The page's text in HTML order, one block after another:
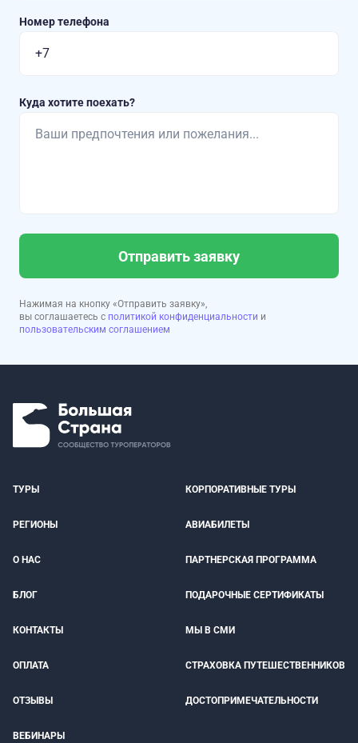
Номер телефона
Куда хотите поехать?
Отправить заявку
Нажимая на кнопку «Отправить заявку»,
вы соглашаетесь с политикой конфиденциальности и
пользовательским соглашением
ТУРЫ КОРПОРАТИВНЫЕ ТУРЫ
РЕГИОНЫ АВИАБИЛЕТЫ
О НАС ПАРТНЕРСКАЯ ПРОГРАММА
БЛОГ ПОДАРОЧНЫЕ СЕРТИФИКАТЫ
КОНТАКТЫ МЫ В СМИ
ОПЛАТА СТРАХОВКА ПУТЕШЕСТВЕННИКОВ
ОТЗЫВЫ ДОСТОПРИМЕЧАТЕЛЬНОСТИ
ВЕБИНАРЫ